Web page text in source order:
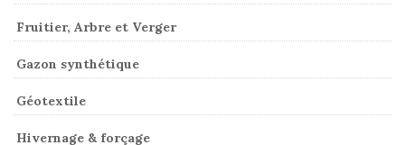
Fruitier, Arbre et Verger
Gazon synthétique
Géotextile
Hivernage & forçage